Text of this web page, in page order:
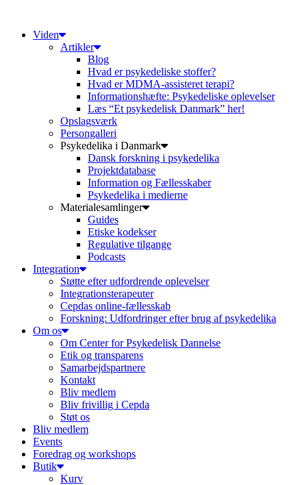
indholdViden
Artikler
Blog
Hvad er psykedeliske stoffer?
Hvad er MDMA-assisteret terapi?
Informationshæfte: Psykedeliske oplevelser
Læs “Et psykedelisk Danmark” her!
Opslagsværk
Persongalleri
Psykedelika i Danmark
Dansk forskning i psykedelika
Projektdatabase
Information og Fællesskaber
Psykedelika i medierne
Materialesamlinger
Guides
Etiske kodekser
Regulative tilgange
Podcasts
Integration
Støtte efter udfordrende oplevelser
Integrationsterapeuter
Cepdas online-fællesskab
Forskning: Udfordringer efter brug af psykedelika
Om os
Om Center for Psykedelisk Dannelse
Etik og transparens
Samarbejdspartnere
Kontakt
Bliv medlem
Bliv frivillig i Cepda
Støt os
Bliv medlem
Events
Foredrag og workshops
Butik
Kurv